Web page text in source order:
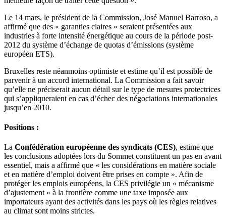
Le 14 mars, le président de la Commission, José Manuel Barroso, a
affirmé que des « garanties claires » seraient présentées aux
industries à forte intensité énergétique au cours de la période post-
2012 du système d’échange de quotas d’émissions (système
européen ETS).
Bruxelles reste néanmoins optimiste et estime qu’il est possible de
parvenir à un accord international. La Commission a fait savoir
qu’elle ne préciserait aucun détail sur le type de mesures protectrices
qui s’appliqueraient en cas d’échec des négociations internationales
jusqu’en 2010.
Positions :
La Confédération européenne des syndicats (CES), estime que
les conclusions adoptées lors du Sommet constituent un pas en avant
essentiel, mais a affirmé que « les considérations en matière sociale
et en matière d’emploi doivent être prises en compte ». Afin de
protéger les emplois européens, la CES privilégie un « mécanisme
d’ajustement » à la frontière comme une taxe imposée aux
importateurs ayant des activités dans les pays où les règles relatives
au climat sont moins strictes.